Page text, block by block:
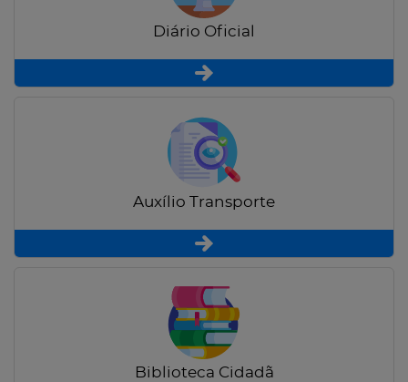
Diário Oficial
Auxílio Transporte
Biblioteca Cidadã